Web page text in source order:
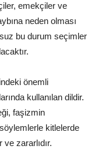
emekçiler ve
neden olması
bu durum seçimler
önemli
kullanılan dildir.
faşizmin
kitlelerde
zararlıdır.